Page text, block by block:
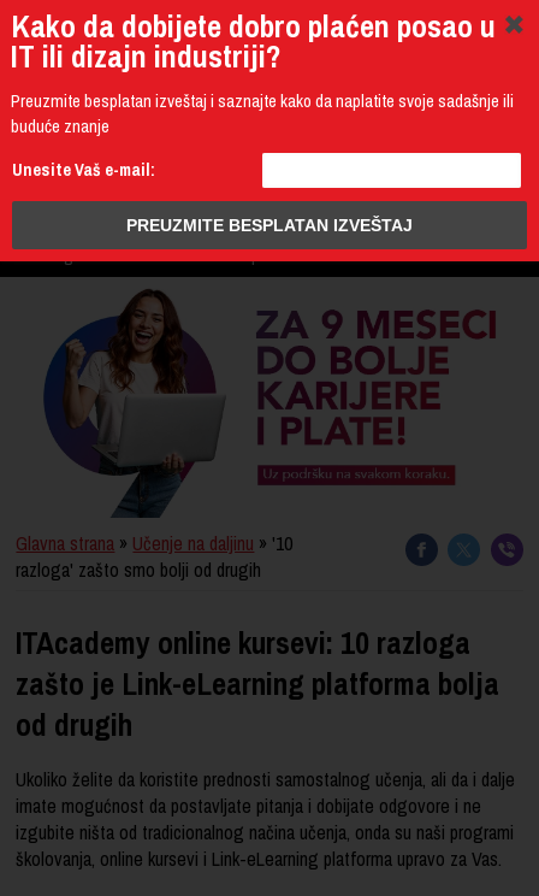
Kako da dobijete dobro plaćen posao u
IT ili dizajn industriji?
Preuzmite besplatan izveštaj i saznajte kako da naplatite svoje sadašnje ili
buduće znanje
Unesite Vaš e-mail: 011 4011 200
UPIS
ŠTA DOBIJATE
UČENJE NA DALJINU
DIPLOME I SERTIFIKATI
O IT AKADEMIJI
Programming Administration
3D Design & CAD
Mobile Development
Glavna strana » Učenje na daljinu » '10
razloga' zašto smo bolji od drugih
ITAcademy online kursevi: 10 razloga
zašto je Link-eLearning platforma bolja
od drugih
Ukoliko želite da koristite prednosti samostalnog učenja, ali da i dalje
imate mogućnost da postavljate pitanja i dobijate odgovore i ne
izgubite ništa od tradicionalnog načina učenja, onda su naši programi
školovanja, online kursevi i Link-eLearning platforma upravo za Vas.